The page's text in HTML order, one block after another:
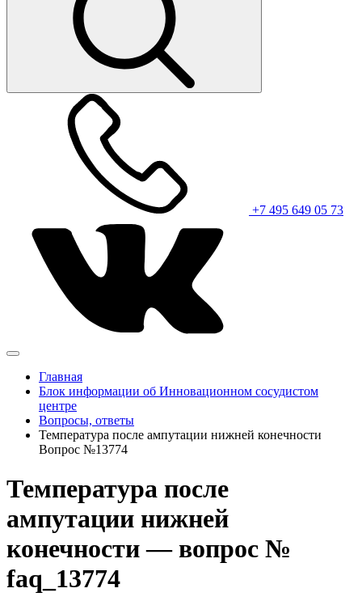
+7 495 649 05 73
Главная
Блок информации об Инновационном сосудистом
центре
Вопросы, ответы
Температура после ампутации нижней конечности
Вопрос №13774
Температура после
ампутации нижней
конечности — вопрос №
faq_13774